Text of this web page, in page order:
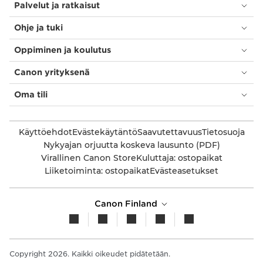
Palvelut ja ratkaisut
Ohje ja tuki
Oppiminen ja koulutus
Canon yrityksenä
Oma tili
KäyttöehdotEvästekäytäntöSaavutettavuusTietosuoja
Nykyajan orjuutta koskeva lausunto (PDF)
Virallinen Canon StoreKuluttaja: ostopaikat
Liiketoiminta: ostopaikatEvästeasetukset
Canon Finland
Copyright 2026. Kaikki oikeudet pidätetään.